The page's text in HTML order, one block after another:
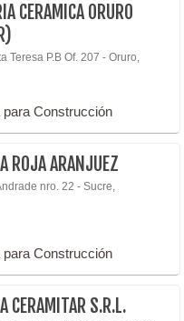
CERAMICA ORURO
Teresa P.B Of. 207 - Oruro,
Construcción
ROJA ARANJUEZ
nro. 22 - Sucre,
Construcción
CERAMITAR S.R.L.